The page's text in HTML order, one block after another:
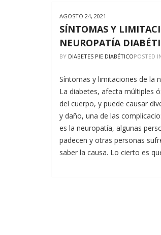
AGOSTO 24, 2021
SÍNTOMAS Y
NEUROPATÍA
BY DIABETES PIE DIABÉTICOPOSTED
Síntomas y limitaciones de la
La diabetes, afecta múltiples
del cuerpo, y puede causar
y daño, una de las
es la neuropatía, algunas
padecen y otras personas
saber la causa. Lo cierto es